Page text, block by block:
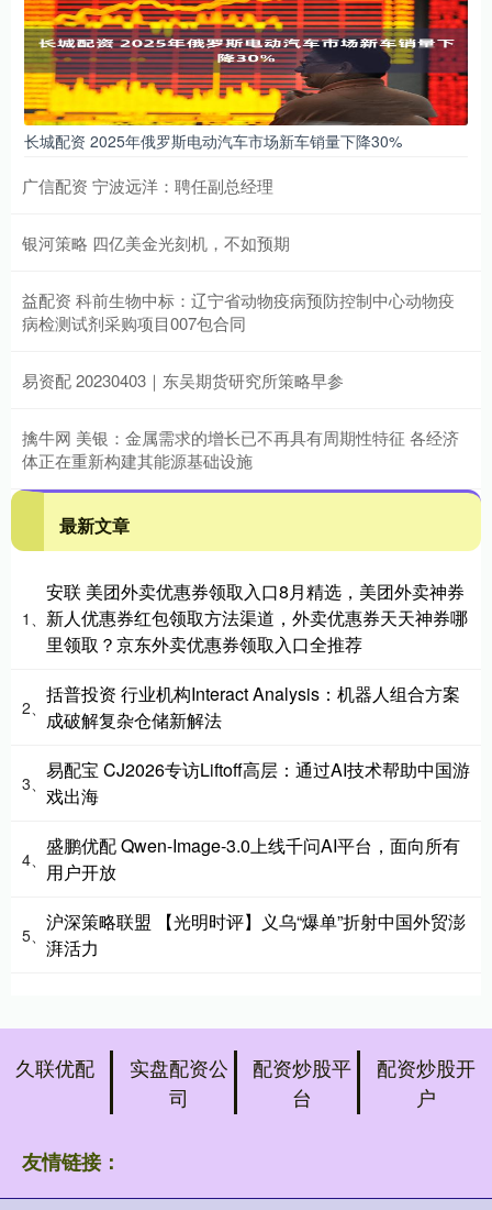
长城配资 2025年俄罗斯电动汽车市场新车销量下降30%
广信配资 宁波远洋：聘任副总经理
银河策略 四亿美金光刻机，不如预期
益配资 科前生物中标：辽宁省动物疫病预防控制中心动物疫
病检测试剂采购项目007包合同
易资配 20230403｜东吴期货研究所策略早参
擒牛网 美银：金属需求的增长已不再具有周期性特征 各经济
体正在重新构建其能源基础设施
最新文章
1、
安联 美团外卖优惠券领取入口8月精选，美团外卖神券
新人优惠券红包领取方法渠道，外卖优惠券天天神券哪
里领取？京东外卖优惠券领取入口全推荐
2、
括普投资 行业机构Interact Analysis：机器人组合方案
成破解复杂仓储新解法
3、
易配宝 CJ2026专访Liftoff高层：通过AI技术帮助中国游
戏出海
4、
盛鹏优配 Qwen-Image-3.0上线千问AI平台，面向所有
用户开放
5、
沪深策略联盟 【光明时评】义乌“爆单”折射中国外贸澎
湃活力
久联优配
实盘配资公
司
配资炒股平
台
配资炒股开
户
友情链接：